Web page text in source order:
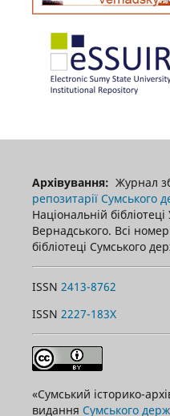
Архівування: Журнал
репозитарії Сумського
Національній
Вернадського. Всі
бібліотеці Сумського
ISSN 2413-8762
ISSN 2227-183X
«Сумський історико-
видання Сумського